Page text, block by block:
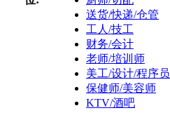
送货/快递/仓管
工人/技工
财务/会计
老师/培训师
美工/设计/程序员
保健师/美容师
KTV/酒吧